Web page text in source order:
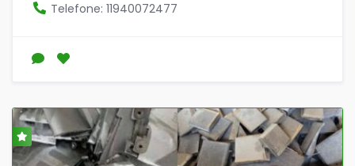
Telefone: 11940072477